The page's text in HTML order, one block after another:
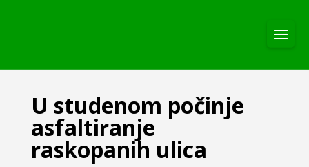
U studenom počinje
asfaltiranje
raskopanih ulica